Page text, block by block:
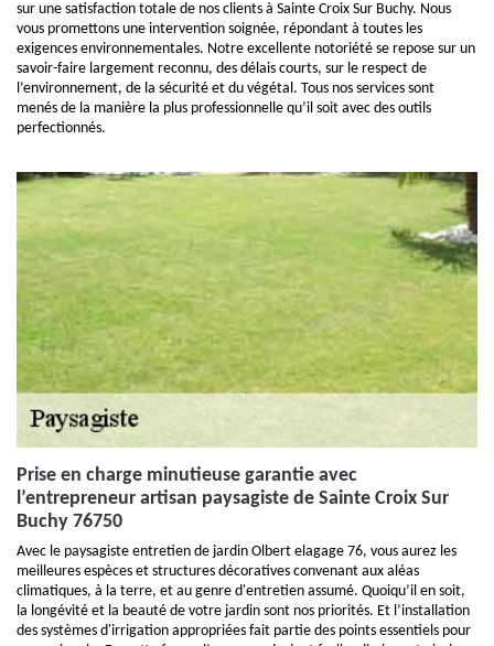
sur une satisfaction totale de nos clients à Sainte Croix Sur Buchy. Nous
vous promettons une intervention soignée, répondant à toutes les
exigences environnementales. Notre excellente notoriété se repose sur un
savoir-faire largement reconnu, des délais courts, sur le respect de
l’environnement, de la sécurité et du végétal. Tous nos services sont
menés de la manière la plus professionnelle qu’il soit avec des outils
perfectionnés.
Prise en charge minutieuse garantie avec
l’entrepreneur artisan paysagiste de Sainte Croix Sur
Buchy 76750
Avec le paysagiste entretien de jardin Olbert elagage 76, vous aurez les
meilleures espèces et structures décoratives convenant aux aléas
climatiques, à la terre, et au genre d'entretien assumé. Quoiqu’il en soit,
la longévité et la beauté de votre jardin sont nos priorités. Et l’installation
des systèmes d'irrigation appropriées fait partie des points essentiels pour